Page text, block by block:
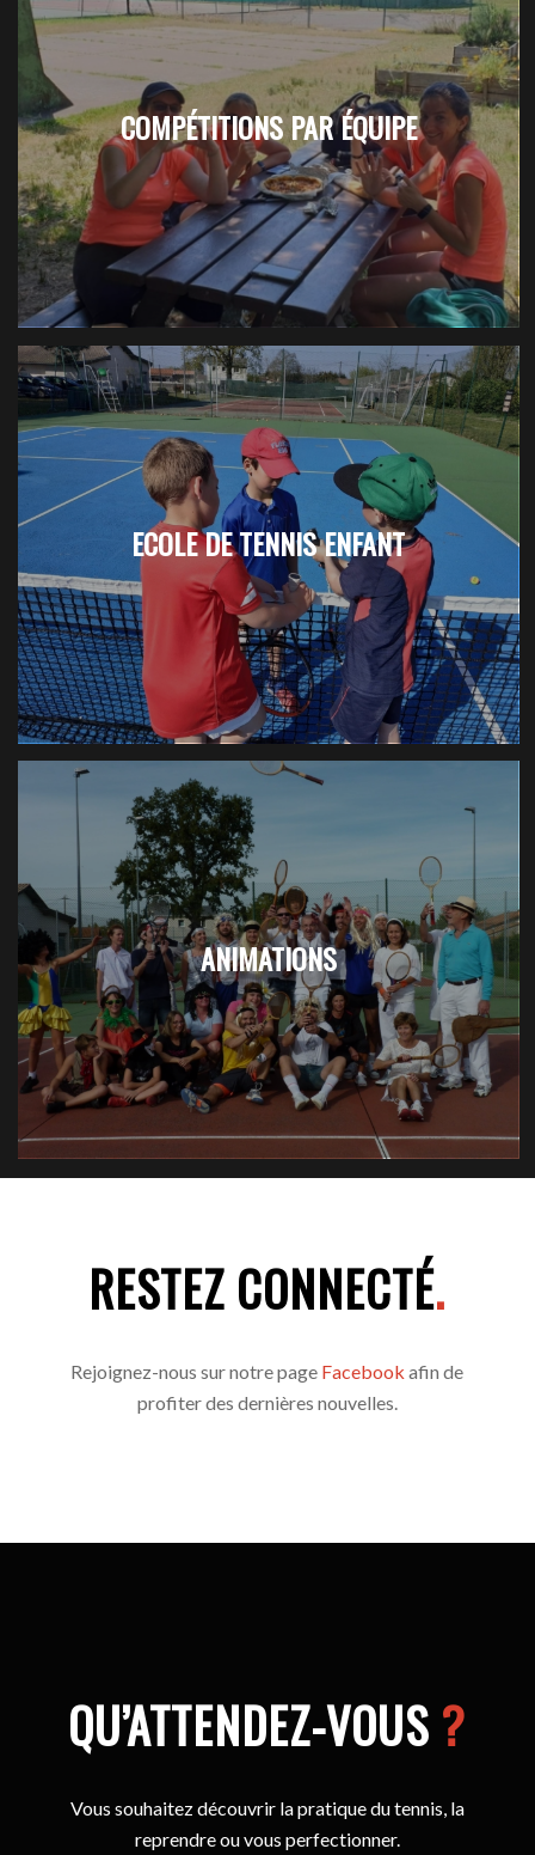
COMPÉTITIONS PAR ÉQUIPE
ECOLE DE TENNIS ENFANT
ANIMATIONS
RESTEZ CONNECTÉ.
Rejoignez-nous sur notre page Facebook afin de
profiter des dernières nouvelles.
QU’ATTENDEZ-VOUS ?
Vous souhaitez découvrir la pratique du tennis, la
reprendre ou vous perfectionner.